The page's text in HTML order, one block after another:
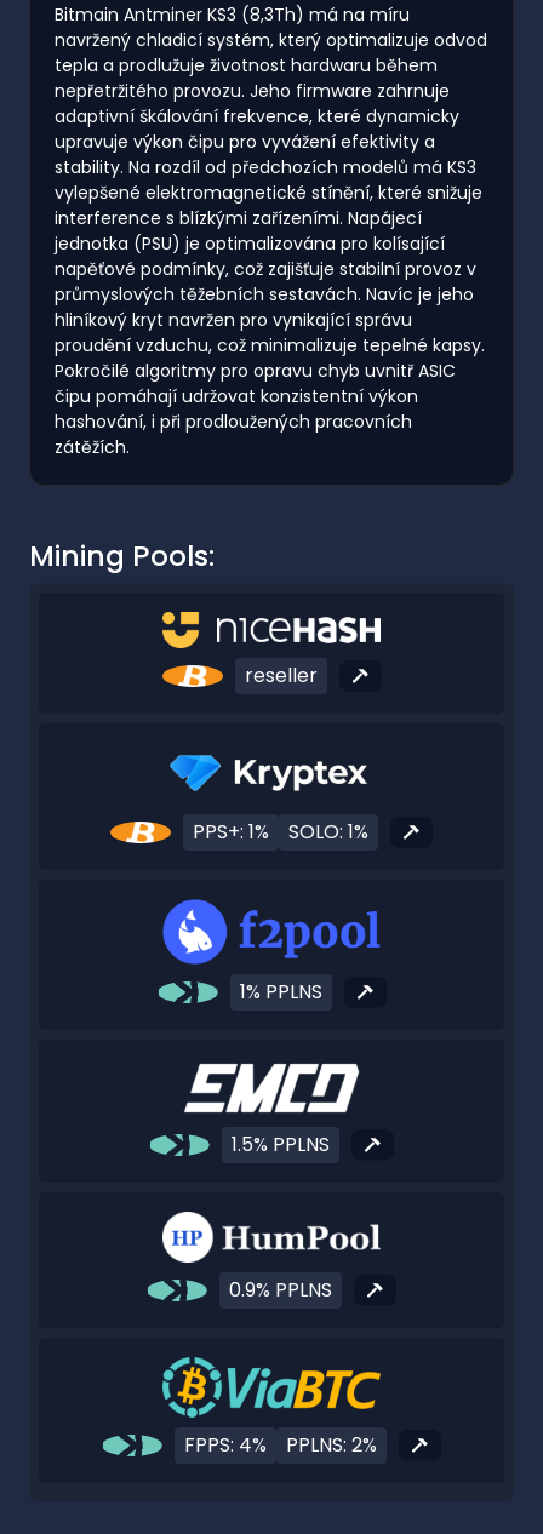
Bitmain Antminer KS3 (8,3Th) má na míru
navržený chladicí systém, který optimalizuje odvod
tepla a prodlužuje životnost hardwaru během
nepřetržitého provozu. Jeho firmware zahrnuje
adaptivní škálování frekvence, které dynamicky
upravuje výkon čipu pro vyvážení efektivity a
stability. Na rozdíl od předchozích modelů má KS3
vylepšené elektromagnetické stínění, které snižuje
interference s blízkými zařízeními. Napájecí
jednotka (PSU) je optimalizována pro kolísající
napěťové podmínky, což zajišťuje stabilní provoz v
průmyslových těžebních sestavách. Navíc je jeho
hliníkový kryt navržen pro vynikající správu
proudění vzduchu, což minimalizuje tepelné kapsy.
Pokročilé algoritmy pro opravu chyb uvnitř ASIC
čipu pomáhají udržovat konzistentní výkon
hashování, i při prodloužených pracovních
zátěžích.
Mining Pools:
reseller
PPS+: 1% SOLO: 1%
1% PPLNS
1.5% PPLNS
0.9% PPLNS
FPPS: 4% PPLNS: 2%